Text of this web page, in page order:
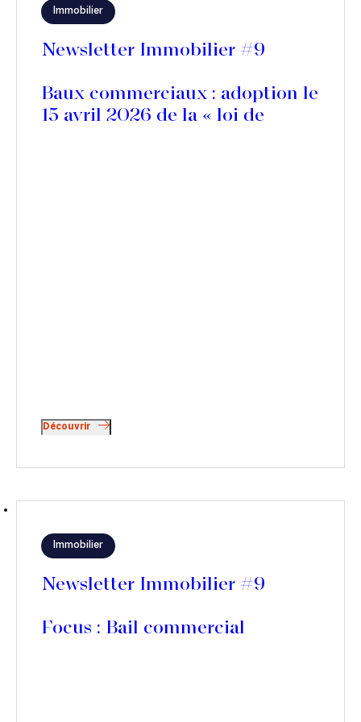
Immobilier
Newsletter Immobilier #9
Baux commerciaux : adoption le
15 avril 2026 de la « loi de
Découvrir
Immobilier
Newsletter Immobilier #9
Focus : Bail commercial